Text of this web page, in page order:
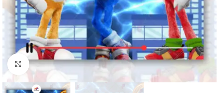
Clique para ampliar